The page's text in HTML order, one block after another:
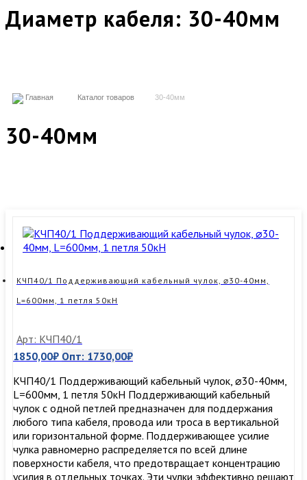
Диаметр кабеля: 30-40мм
Главная Каталог товаров 30-40мм
30-40мм
КЧП40/1 Поддерживающий кабельный чулок, ⌀30-40мм,
L=600мм, 1 петля 50кН
Арт: КЧП40/1
1850,00₽ Опт: 1730,00₽
КЧП40/1 Поддерживающий кабельный чулок, ⌀30-40мм,
L=600мм, 1 петля 50кН Поддерживающий кабельный
чулок с одной петлей предназначен для поддержания
любого типа кабеля, провода или троса в вертикальной
или горизонтальной форме. Поддерживающее усилие
чулка равномерно распределяется по всей длине
поверхности кабеля, что предотвращает концентрацию
усилия в отдельных точках. Эти чулки эффективно решают